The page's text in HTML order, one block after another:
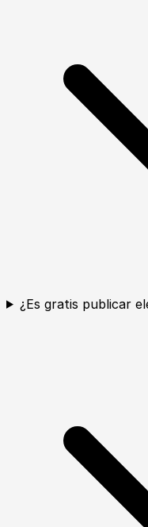
¿Es gratis publicar